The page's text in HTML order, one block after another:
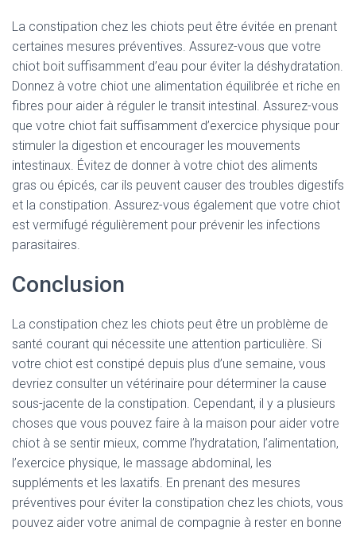
La constipation chez les chiots peut être évitée en prenant
certaines mesures préventives. Assurez-vous que votre
chiot boit suffisamment d’eau pour éviter la déshydratation.
Donnez à votre chiot une alimentation équilibrée et riche en
fibres pour aider à réguler le transit intestinal. Assurez-vous
que votre chiot fait suffisamment d’exercice physique pour
stimuler la digestion et encourager les mouvements
intestinaux. Évitez de donner à votre chiot des aliments
gras ou épicés, car ils peuvent causer des troubles digestifs
et la constipation. Assurez-vous également que votre chiot
est vermifugé régulièrement pour prévenir les infections
parasitaires.
Conclusion
La constipation chez les chiots peut être un problème de
santé courant qui nécessite une attention particulière. Si
votre chiot est constipé depuis plus d’une semaine, vous
devriez consulter un vétérinaire pour déterminer la cause
sous-jacente de la constipation. Cependant, il y a plusieurs
choses que vous pouvez faire à la maison pour aider votre
chiot à se sentir mieux, comme l’hydratation, l’alimentation,
l’exercice physique, le massage abdominal, les
suppléments et les laxatifs. En prenant des mesures
préventives pour éviter la constipation chez les chiots, vous
pouvez aider votre animal de compagnie à rester en bonne